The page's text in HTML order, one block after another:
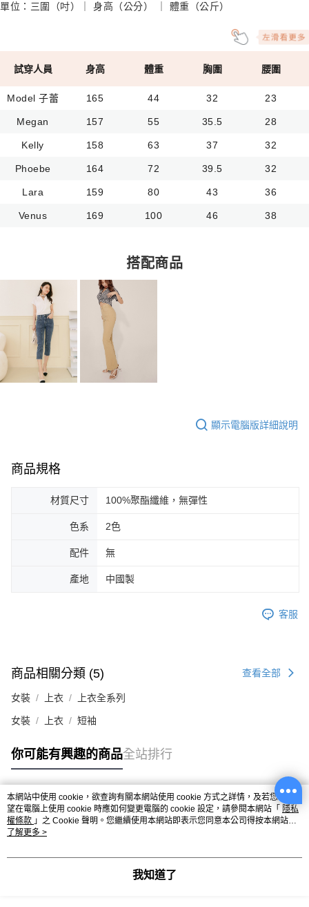
單位：三圍（吋）｜ 身高（公分） ｜ 體重（公斤）
試穿人員 身高 體重 胸圍 腰圍
Model 子蕾 165 44 32 23
Megan 157 55 35.5 28
Kelly 158 63 37 32
Phoebe 164 72 39.5 32
Lara 159 80 43 36
Venus 169 100 46 38
搭配商品
顯示電腦版詳細說明
商品規格
材質尺寸 100%聚酯纖維，無彈性
色系 2色
配件 無
產地 中國製
客服
商品相關分類 (5) 查看全部
女裝 上衣 上衣全系列
女裝 上衣 短袖
你可能有興趣的商品全站排行
熱門標籤
本網站中使用 cookie，欲查詢有關本網站使用 cookie 方式之詳情，及若您不希
望在電腦上使用 cookie 時應如何變更電腦的 cookie 設定，請參閱本網站「 隱私
權條款 」之 Cookie 聲明。您繼續使用本網站即表示您同意本公司得按本網站使
用條款之 Cookie 聲明使用 cookie。
了解更多 >
我知道了